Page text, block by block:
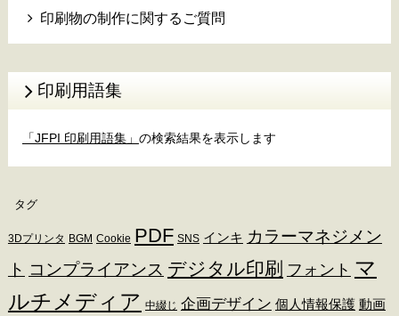
印刷物の制作に関するご質問
印刷用語集
「JFPI 印刷用語集」 の検索結果を表示します
タグ
3Dプリンタ BGM Cookie PDF SNS インキ カラーマネジメン
ト コンプライアンス デジタル印刷 フォント マ
ルチメディア 中綴じ 企画デザイン 個人情報保護 動画